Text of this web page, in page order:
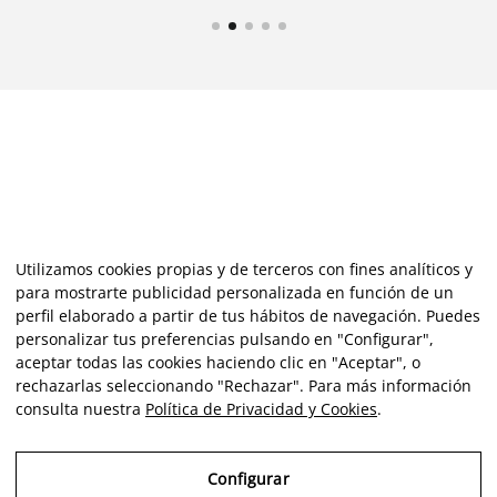
Utilizamos cookies propias y de terceros con fines analíticos y
para mostrarte publicidad personalizada en función de un
perfil elaborado a partir de tus hábitos de navegación. Puedes
personalizar tus preferencias pulsando en "Configurar",
aceptar todas las cookies haciendo clic en "Aceptar", o
rechazarlas seleccionando "Rechazar". Para más información
consulta nuestra Política de Privacidad y Cookies.
Configurar